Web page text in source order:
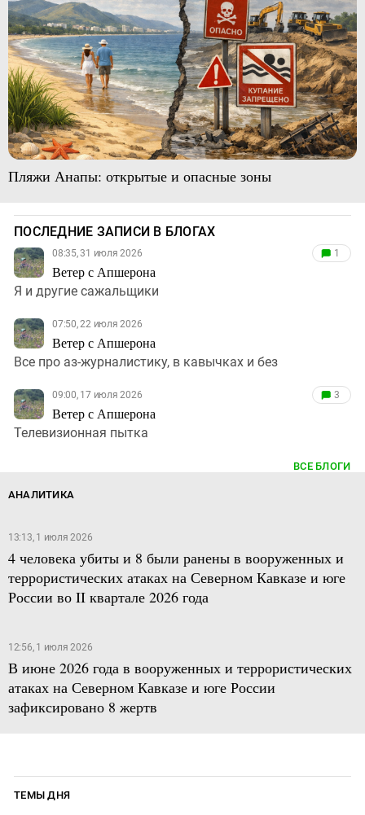
Пляжи Анапы: открытые и опасные зоны
ПОСЛЕДНИЕ ЗАПИСИ В БЛОГАХ
08:35, 31 июля 2026
Ветер с Апшерона
1
Я и другие сажальщики
07:50, 22 июля 2026
Ветер с Апшерона
Все про аз-журналистику, в кавычках и без
09:00, 17 июля 2026
Ветер с Апшерона
3
Телевизионная пытка
ВСЕ БЛОГИ
АНАЛИТИКА
13:13, 1 июля 2026
4 человека убиты и 8 были ранены в вооруженных и
террористических атаках на Северном Кавказе и юге
России во II квартале 2026 года
12:56, 1 июля 2026
В июне 2026 года в вооруженных и террористических
атаках на Северном Кавказе и юге России
зафиксировано 8 жертв
ТЕМЫ ДНЯ